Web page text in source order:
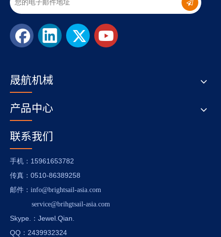
晟航机械
产品中心
联系我们
手机 ：15961653782
传真 ：0510-86389258
邮件 ： info@brightsail-asia.com
service@brihgtsail-asia.com
Skype.
：Jewel.Qian.
QQ：2439932324